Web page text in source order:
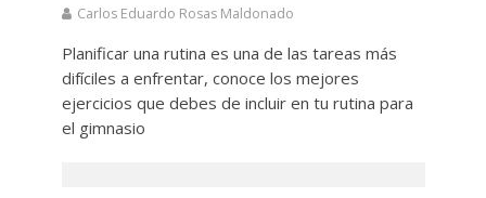
Carlos Eduardo Rosas Maldonado
Planificar una rutina es una de las tareas más
difíciles a enfrentar, conoce los mejores
ejercicios que debes de incluir en tu rutina para
el gimnasio